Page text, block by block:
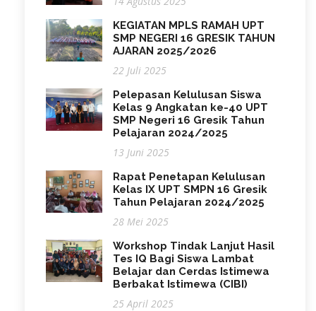
KEGIATAN MPLS RAMAH UPT
SMP NEGERI 16 GRESIK TAHUN
AJARAN 2025/2026
22 Juli 2025
Pelepasan Kelulusan Siswa
Kelas 9 Angkatan ke-40 UPT
SMP Negeri 16 Gresik Tahun
Pelajaran 2024/2025
13 Juni 2025
Rapat Penetapan Kelulusan
Kelas IX UPT SMPN 16 Gresik
Tahun Pelajaran 2024/2025
28 Mei 2025
Workshop Tindak Lanjut Hasil
Tes IQ Bagi Siswa Lambat
Belajar dan Cerdas Istimewa
Berbakat Istimewa (CIBI)
25 April 2025